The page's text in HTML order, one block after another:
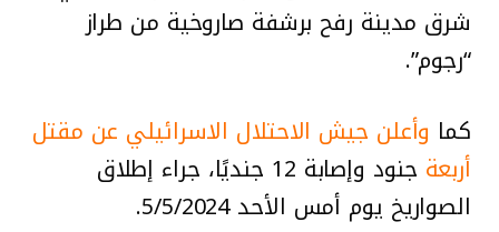
شرق مدينة رفح برشفة صاروخية من طراز
“رجوم”.
كما وأعلن جيش الاحتلال الاسرائيلي عن مقتل
أربعة
جنود وإصابة 12 جنديًا، جراء إطلاق
الصواريخ يوم أمس الأحد 5/5/2024.